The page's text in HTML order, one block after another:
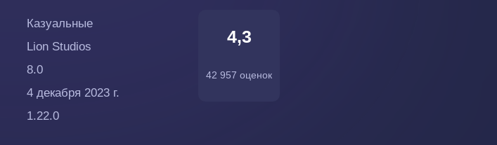
Казуальные
Lion Studios
8.0
4 декабря 2023 г.
1.22.0
4,3
42 957 оценок